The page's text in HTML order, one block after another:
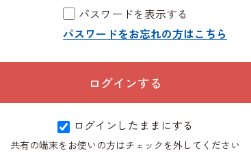
パスワードを表示する
パスワードをお忘れの方はこちら
ログインしたままにする
共有の端末をお使いの方はチェックを外してください